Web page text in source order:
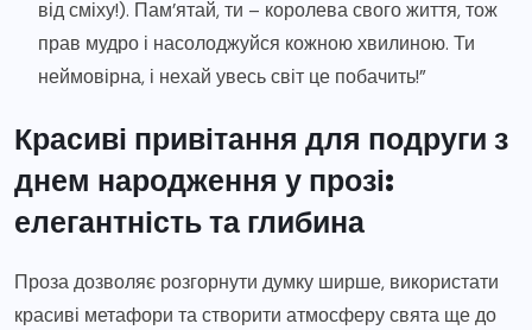
від сміху!). Пам’ятай, ти – королева свого життя, тож
прав мудро і насолоджуйся кожною хвилиною. Ти
неймовірна, і нехай увесь світ це побачить!”
Красиві привітання для подруги з
днем народження у прозі:
елегантність та глибина
Проза дозволяє розгорнути думку ширше, використати
красиві метафори та створити атмосферу свята ще до